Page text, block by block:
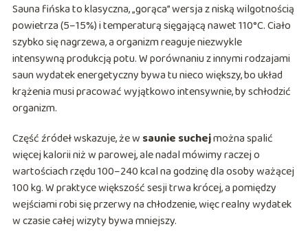
Sauna fińska to klasyczna, „gorąca” wersja z niską wilgotnością
powietrza (5–15%) i temperaturą sięgającą nawet 110°C. Ciało
szybko się nagrzewa, a organizm reaguje niezwykle
intensywną produkcją potu. W porównaniu z innymi rodzajami
saun wydatek energetyczny bywa tu nieco większy, bo układ
krążenia musi pracować wyjątkowo intensywnie, by schłodzić
organizm.
Część źródeł wskazuje, że w saunie suchejmożna spalić
więcej kalorii niż w parowej, ale nadal mówimy raczej o
wartościach rzędu 100–240 kcal na godzinę dla osoby ważącej
100 kg. W praktyce większość sesji trwa krócej, a pomiędzy
wejściami robi się przerwy na chłodzenie, więc realny wydatek
w czasie całej wizyty bywa mniejszy.